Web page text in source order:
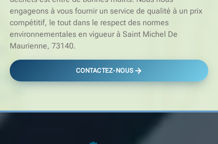
engageons à vous fournir un service de qualité à un prix
compétitif, le tout dans le respect des normes
environnementales en vigueur à Saint Michel De
Maurienne, 73140.
CONTACTEZ-NOUS